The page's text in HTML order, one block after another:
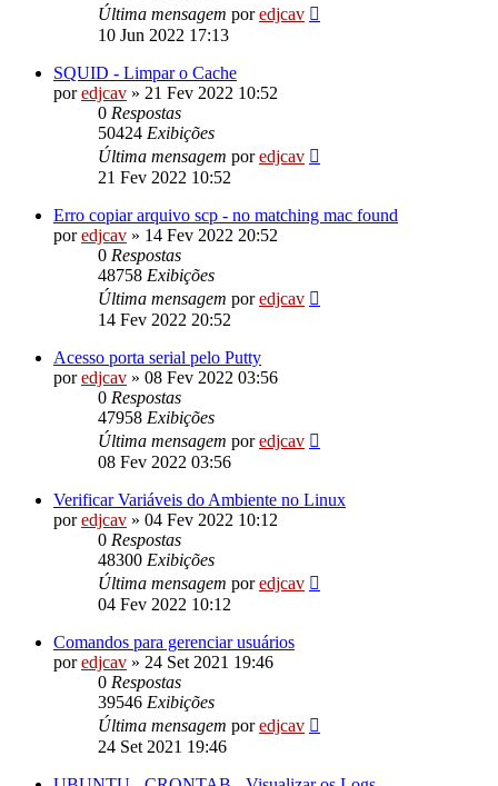
Última mensagem poredjcav
10 Jun 2022 17:13
SQUID - Limpar o Cache
poredjcav » 21 Fev 2022 10:52
0 Respostas
50424 Exibições
Última mensagem poredjcav
21 Fev 2022 10:52
Erro copiar arquivo scp - no matching mac found
poredjcav » 14 Fev 2022 20:52
0 Respostas
48758 Exibições
Última mensagem poredjcav
14 Fev 2022 20:52
Acesso porta serial pelo Putty
poredjcav » 08 Fev 2022 03:56
0 Respostas
47958 Exibições
Última mensagem poredjcav
08 Fev 2022 03:56
Verificar Variáveis do Ambiente no Linux
poredjcav » 04 Fev 2022 10:12
0 Respostas
48300 Exibições
Última mensagem poredjcav
04 Fev 2022 10:12
Comandos para gerenciar usuários
poredjcav » 24 Set 2021 19:46
0 Respostas
39546 Exibições
Última mensagem poredjcav
24 Set 2021 19:46